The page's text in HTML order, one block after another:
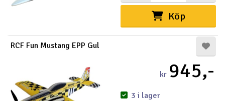
Köp
RCF Fun Mustang EPP Gul
kr 945,-
3 i lager